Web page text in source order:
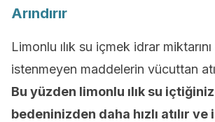
Arındırır
Limonlu ılık su içmek idrar
istenmeyen maddelerin vücuttan
Bu yüzden limonlu ılık su
bedeninizden daha hızlı atılır ve